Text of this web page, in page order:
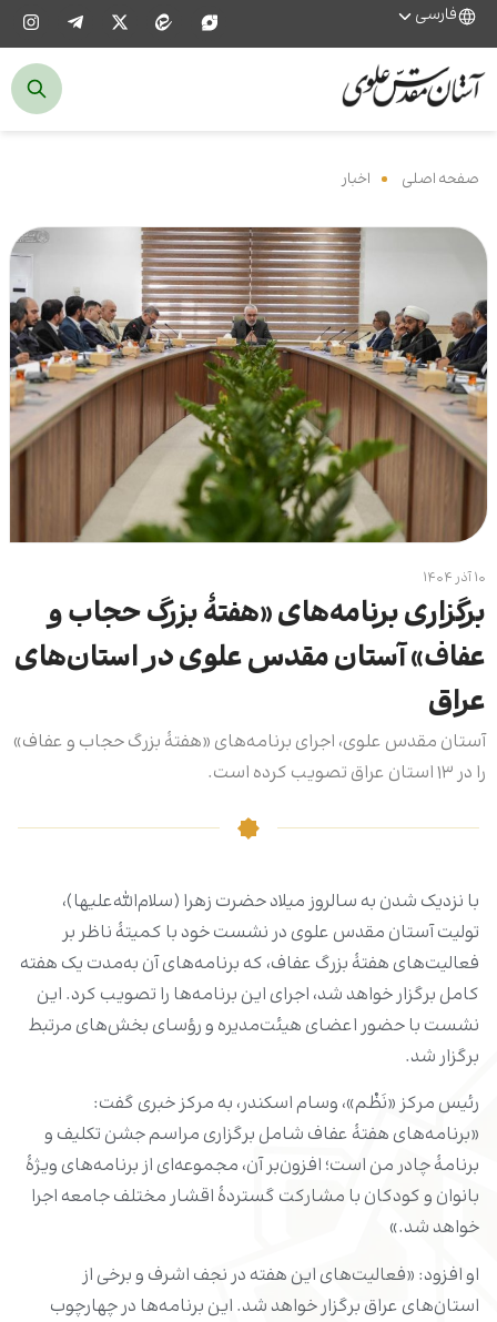
فارسی
صفحه اصلی اخبار
۱۰ آذر ۱۴۰۴
برگزاری برنامه‌های «هفتۀ بزرگ حجاب و
عفاف» آستان مقدس علوی در استان‌های
عراق
آستان مقدس علوی، اجرای برنامه‌های «هفتۀ بزرگ حجاب و عفاف»
را در ۱۳ استان عراق تصویب کرده است.
با نزدیک شدن به سالروز میلاد حضرت زهرا (سلام‌الله‌علیها)،
تولیت آستان مقدس علوی در نشست خود با کمیتۀ ناظر بر
فعالیت‌های هفتۀ بزرگ عفاف، که برنامه‌های آن به‌مدت یک هفته
کامل برگزار خواهد شد، اجرای این برنامه‌ها را تصویب کرد. این
نشست با حضور اعضای هیئت‌مدیره و رؤسای بخش‌های مرتبط
برگزار شد.
رئیس مرکز «نَظْم»، وسام اسکندر، به مرکز خبری گفت:
«برنامه‌های هفتۀ عفاف شامل برگزاری مراسم جشن تکلیف و
برنامهٔ چادر من است؛ افزون‌بر آن، مجموعه‌ای از برنامه‌های ویژۀ
بانوان و کودکان با مشارکت گستردۀ اقشار مختلف جامعه اجرا
خواهد شد.»
او افزود: «فعالیت‌های این هفته در نجف اشرف و برخی از
استان‌های عراق برگزار خواهد شد. این برنامه‌ها در چهارچوب